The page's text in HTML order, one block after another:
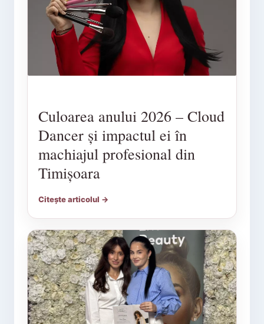
Culoarea anului 2026 – Cloud
Dancer și impactul ei în
machiajul profesional din
Timișoara
Citește articolul →